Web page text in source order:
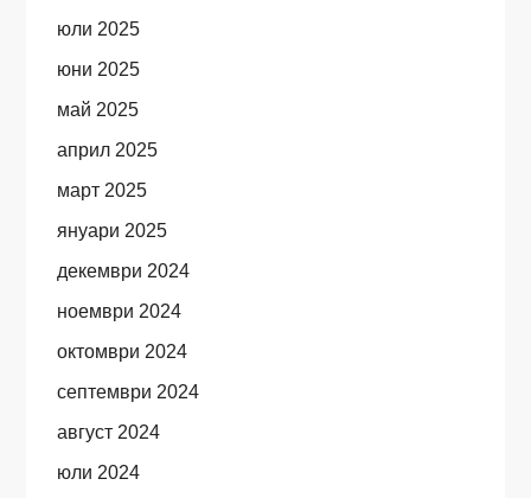
юли 2025
юни 2025
май 2025
април 2025
март 2025
януари 2025
декември 2024
ноември 2024
октомври 2024
септември 2024
август 2024
юли 2024